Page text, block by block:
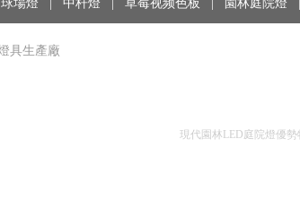
具生產廠
球場燈 | 中杆燈 草莓视频色板 園林庭院燈
現代園林LED庭院燈優